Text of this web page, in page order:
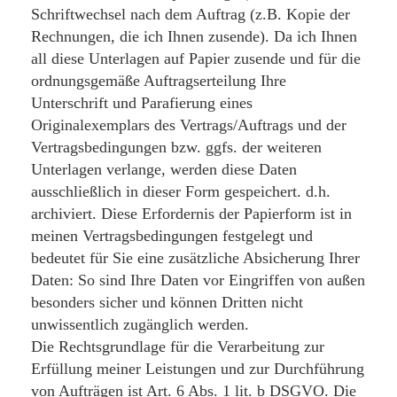
Schriftwechsel nach dem Auftrag (z.B. Kopie der
Rechnungen, die ich Ihnen zusende). Da ich Ihnen
all diese Unterlagen auf Papier zusende und für die
ordnungsgemäße Auftragserteilung Ihre
Unterschrift und Parafierung eines
Originalexemplars des Vertrags/Auftrags und der
Vertragsbedingungen bzw. ggfs. der weiteren
Unterlagen verlange, werden diese Daten
ausschließlich in dieser Form gespeichert. d.h.
archiviert. Diese Erfordernis der Papierform ist in
meinen Vertragsbedingungen festgelegt und
bedeutet für Sie eine zusätzliche Absicherung Ihrer
Daten: So sind Ihre Daten vor Eingriffen von außen
besonders sicher und können Dritten nicht
unwissentlich zugänglich werden.
Die Rechtsgrundlage für die Verarbeitung zur
Erfüllung meiner Leistungen und zur Durchführung
von Aufträgen ist Art. 6 Abs. 1 lit. b DSGVO. Die